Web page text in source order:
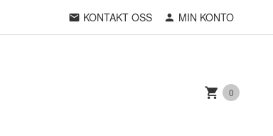
KONTAKT OSS MIN KONTO
0